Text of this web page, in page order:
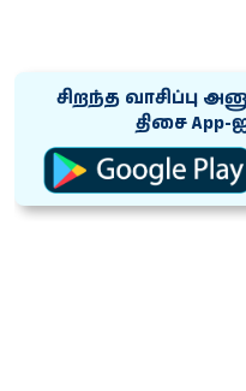
சிறந்த வாசிப்பு
திசை